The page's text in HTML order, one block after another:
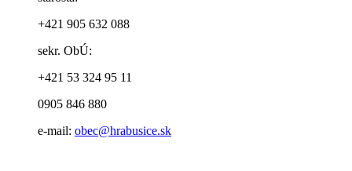
+421 905 632 088
sekr. ObÚ:
+421 53 324 95 11
0905 846 880
e-mail: obec@hrabusice.sk